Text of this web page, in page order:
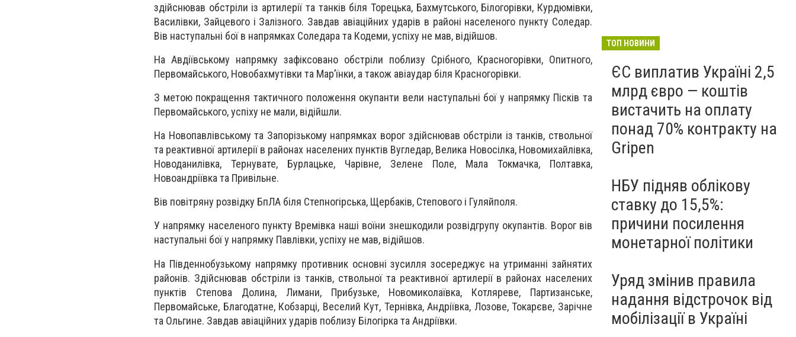
здійснював обстріли із артилерії та танків біля Торецька, Бахмутського, Білогорівки, Курдюмівки,
Василівки, Зайцевого і Залізного. Завдав авіаційних ударів в районі населеного пункту Соледар.
Вів наступальні бої в напрямках Соледара та Кодеми, успіху не мав, відійшов.
На Авдіївському напрямку зафіксовано обстріли поблизу Срібного, Красногорівки, Опитного,
Первомайського, Новобахмутівки та Мар’їнки, а також авіаудар біля Красногорівки.
З метою покращення тактичного положення окупанти вели наступальні бої у напрямку Пісків та
Первомайського, успіху не мали, відійшли.
На Новопавлівському та Запорізькому напрямках ворог здійснював обстріли із танків, ствольної
та реактивної артилерії в районах населених пунктів Вугледар, Велика Новосілка, Новомихайлівка,
Новоданилівка, Тернувате, Бурлацьке, Чарівне, Зелене Поле, Мала Токмачка, Полтавка,
Новоандріївка та Привільне.
Вів повітряну розвідку БпЛА біля Степногірська, Щербаків, Степового і Гуляйполя.
У напрямку населеного пункту Времівка наші воїни знешкодили розвідгрупу окупантів. Ворог вів
наступальні бої у напрямку Павлівки, успіху не мав, відійшов.
На Південнобузькому напрямку противник основні зусилля зосереджує на утриманні зайнятих
районів. Здійснював обстріли із танків, ствольної та реактивної артилерії в районах населених
пунктів Степова Долина, Лимани, Прибузьке, Новомиколаївка, Котляреве, Партизанське,
Первомайське, Благодатне, Кобзарці, Веселий Кут, Тернівка, Андріївка, Лозове, Токарєве, Зарічне
та Ольгине. Завдав авіаційних ударів поблизу Білогірка та Андріївки.
ТОП НОВИНИ
ЄС виплатив Україні 2,5
млрд євро — коштів
вистачить на оплату
понад 70% контракту на
Gripen
НБУ підняв облікову
ставку до 15,5%:
причини посилення
монетарної політики
Уряд змінив правила
надання відстрочок від
мобілізації в Україні